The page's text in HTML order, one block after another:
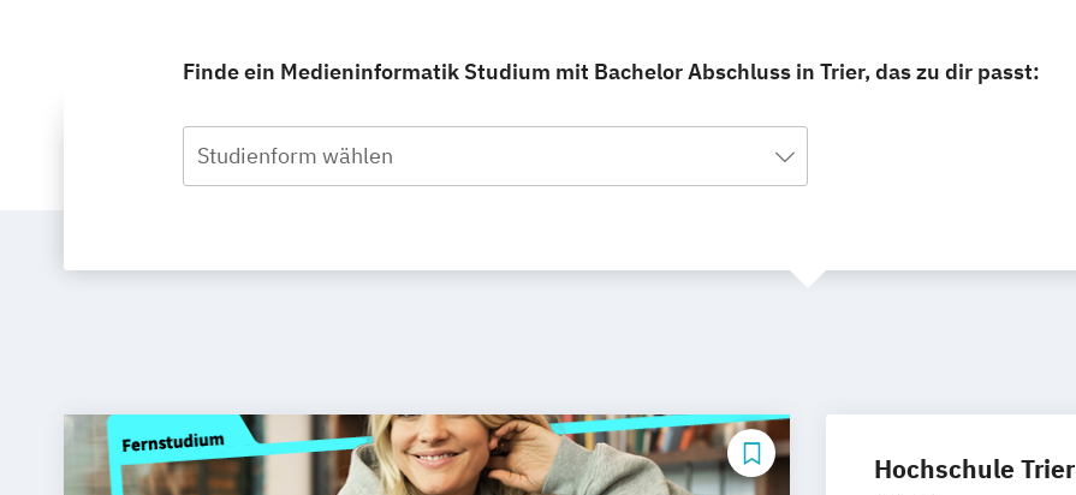
Finde ein Medieninformatik Studium mit Bachelor Abschluss in Trier, das zu dir passt:
Studienform wählen
Hochschule Trier